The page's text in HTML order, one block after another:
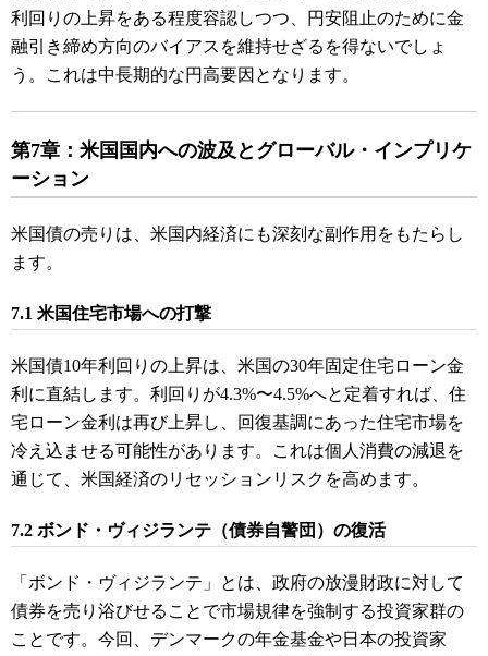
利回りの上昇をある程度容認しつつ、円安阻止のために金
融引き締め方向のバイアスを維持せざるを得ないでしょ
う。これは中長期的な円高要因となります。
第7章：米国国内への波及とグローバル・インプリケ
ーション
米国債の売りは、米国内経済にも深刻な副作用をもたらし
ます。
7.1 米国住宅市場への打撃
米国債10年利回りの上昇は、米国の30年固定住宅ローン金
利に直結します。利回りが4.3%〜4.5%へと定着すれば、住
宅ローン金利は再び上昇し、回復基調にあった住宅市場を
冷え込ませる可能性があります。これは個人消費の減退を
通じて、米国経済のリセッションリスクを高めます。
7.2 ボンド・ヴィジランテ（債券自警団）の復活
「ボンド・ヴィジランテ」とは、政府の放漫財政に対して
債券を売り浴びせることで市場規律を強制する投資家群の
ことです。今回、デンマークの年金基金や日本の投資家